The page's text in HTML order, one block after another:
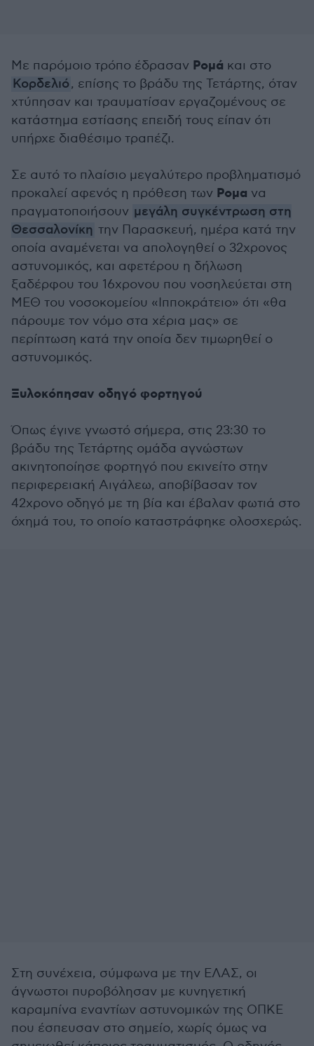
Με παρόμοιο τρόπο έδρασαν Ρομά και στο
Κορδελιό, επίσης το βράδυ της Τετάρτης, όταν
χτύπησαν και τραυματίσαν εργαζομένους σε
κατάστημα εστίασης επειδή τους είπαν ότι
υπήρχε διαθέσιμο τραπέζι.
Σε αυτό το πλαίσιο μεγαλύτερο προβληματισμό
προκαλεί αφενός η πρόθεση των Ρομα να
πραγματοποιήσουν μεγάλη συγκέντρωση στη
Θεσσαλονίκη την Παρασκευή, ημέρα κατά την
οποία αναμένεται να απολογηθεί ο 32χρονος
αστυνομικός, και αφετέρου η δήλωση
ξαδέρφου του 16χρονου που νοσηλεύεται στη
ΜΕΘ του νοσοκομείου «Ιπποκράτειο» ότι «θα
πάρουμε τον νόμο στα χέρια μας» σε
περίπτωση κατά την οποία δεν τιμωρηθεί ο
αστυνομικός.
Ξυλοκόπησαν οδηγό φορτηγού
Όπως έγινε γνωστό σήμερα, στις 23:30 το
βράδυ της Τετάρτης ομάδα αγνώστων
ακινητοποίησε φορτηγό που εκινείτο στην
περιφερειακή Αιγάλεω, αποβίβασαν τον
42χρονο οδηγό με τη βία και έβαλαν φωτιά στο
όχημά του, το οποίο καταστράφηκε ολοσχερώς.
Στη συνέχεια, σύμφωνα με την ΕΛΑΣ, οι
άγνωστοι πυροβόλησαν με κυνηγετική
καραμπίνα εναντίων αστυνομικών της ΟΠΚΕ
που έσπευσαν στο σημείο, χωρίς όμως να